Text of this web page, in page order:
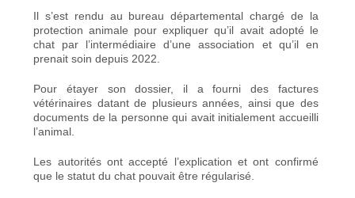
Il s’est rendu au bureau départemental chargé de la
protection animale pour expliquer qu’il avait adopté le
chat par l’intermédiaire d’une association et qu’il en
prenait soin depuis 2022.
Pour étayer son dossier, il a fourni des factures
vétérinaires datant de plusieurs années, ainsi que des
documents de la personne qui avait initialement accueilli
l’animal.
Les autorités ont accepté l’explication et ont confirmé
que le statut du chat pouvait être régularisé.